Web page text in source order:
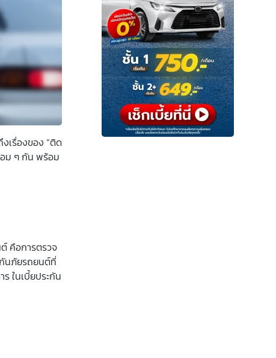
เรื่องของ “ติด
ม ๆ กัน พร้อม
ต์ คือการตรวจ
กันภัยรถยนต์ที่
ในเบี้ยประกัน